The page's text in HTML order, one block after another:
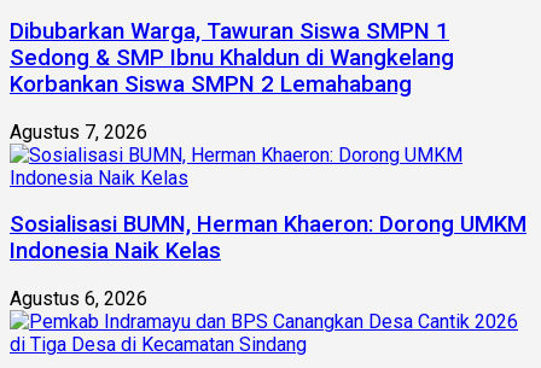
Dibubarkan Warga, Tawuran Siswa SMPN 1
Sedong & SMP Ibnu Khaldun di Wangkelang
Korbankan Siswa SMPN 2 Lemahabang
Agustus 7, 2026
Sosialisasi BUMN, Herman Khaeron: Dorong UMKM
Indonesia Naik Kelas
Agustus 6, 2026